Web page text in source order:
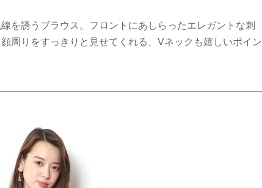
を誘うブラウス。フロントにあしらったエレガントな刺
周りをすっきりと見せてくれる、Vネックも嬉しいポイン